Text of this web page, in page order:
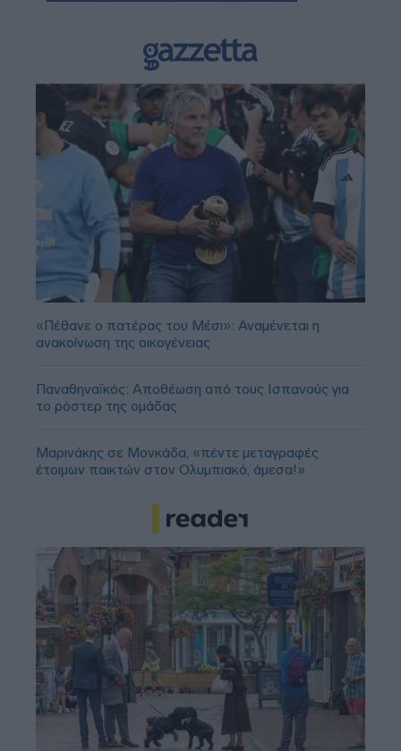
«Πέθανε ο πατέρας του Μέσι»: Αναμένεται η
ανακοίνωση της οικογένειας
Παναθηναϊκός: Αποθέωση από τους Ισπανούς για
το ρόστερ της ομάδας
Μαρινάκης σε Μονκάδα, «πέντε μεταγραφές
έτοιμων παικτών στον Ολυμπιακό, άμεσα!»